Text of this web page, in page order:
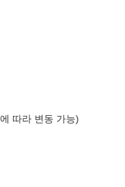
따라 변동 가능)